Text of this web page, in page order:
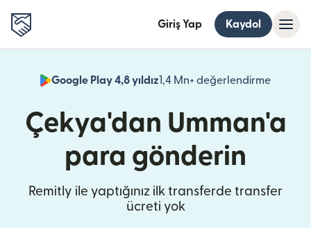
Giriş Yap Kaydol
Google Play 4,8 yıldız1,4 Mn+ değerlendirme
Çekya'dan Umman'a
para gönderin
Remitly ile yaptığınız ilk transferde transfer
ücreti yok